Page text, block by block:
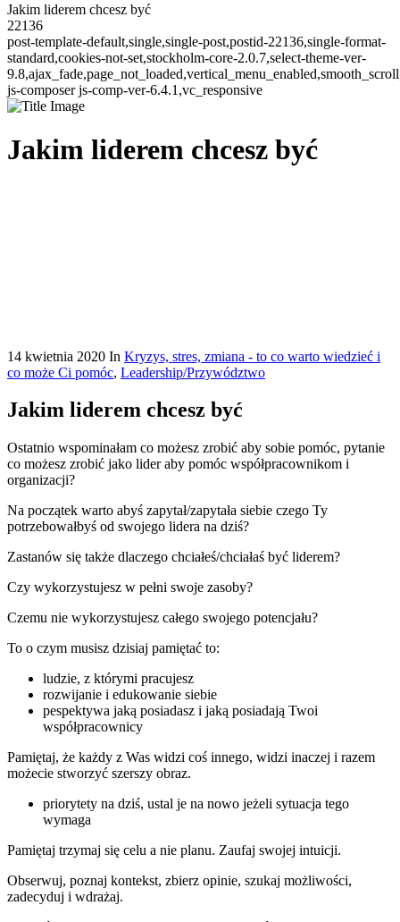
Jakim liderem chcesz być
22136
post-template-default,single,single-post,postid-22136,single-format-
standard,cookies-not-set,stockholm-core-2.0.7,select-theme-ver-
js-composer js-comp-ver-6.4.1,vc_responsive
Jakim liderem chcesz być
14 kwietnia 2020 In Kryzys, stres, zmiana - to co warto wiedzieć i
co może Ci pomóc, Leadership/Przywództwo
Jakim liderem chcesz być
Ostatnio wspominałam co możesz zrobić aby sobie pomóc, pytanie
co możesz zrobić jako lider aby pomóc współpracownikom i
organizacji?
Na początek warto abyś zapytał/zapytała siebie czego Ty
potrzebowałbyś od swojego lidera na dziś?
Zastanów się także dlaczego chciałeś/chciałaś być liderem?
Czy wykorzystujesz w pełni swoje zasoby?
Czemu nie wykorzystujesz całego swojego potencjału?
To o czym musisz dzisiaj pamiętać to:
ludzie, z którymi pracujesz
rozwijanie i edukowanie siebie
pespektywa jaką posiadasz i jaką posiadają Twoi
współpracownicy
Pamiętaj, że każdy z Was widzi coś innego, widzi inaczej i razem
możecie stworzyć szerszy obraz.
priorytety na dziś, ustal je na nowo jeżeli sytuacja tego
wymaga
Pamiętaj trzymaj się celu a nie planu. Zaufaj swojej intuicji.
Obserwuj, poznaj kontekst, zbierz opinie, szukaj możliwości,
zadecyduj i wdrażaj.